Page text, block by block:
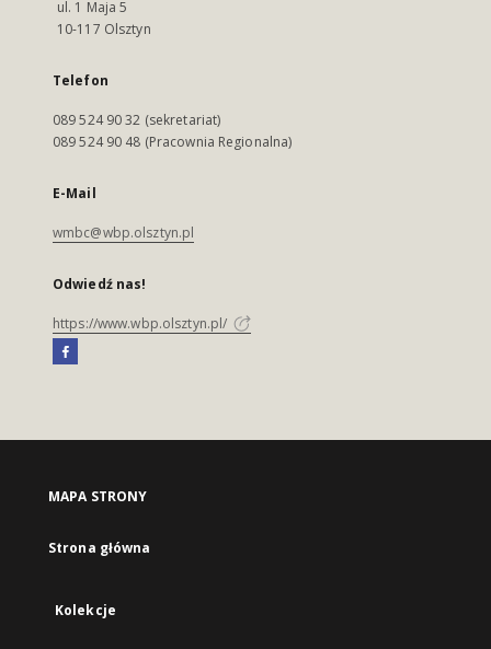
ul. 1 Maja 5
10-117 Olsztyn
Telefon
089 524 90 32 (sekretariat)
089 524 90 48 (Pracownia Regionalna)
E-Mail
wmbc@wbp.olsztyn.pl
Odwiedź nas!
https://www.wbp.olsztyn.pl/
MAPA STRONY
Strona główna
Kolekcje